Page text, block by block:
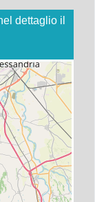
dettaglio il